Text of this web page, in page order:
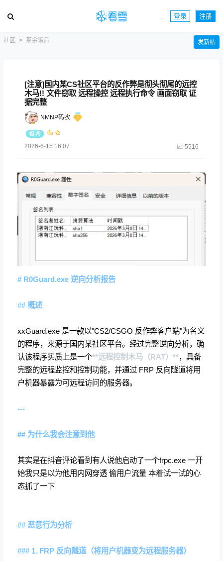
登录 注册
社区 茶余饭后 发新帖
[注意]国内某CS社区平台的反作弊是彻头彻尾的远控
木马!! 文件窃取 远程操控 远程执行命令 画面窃取 证
据完整
NMNP码农
2026-6-15 16:07 5516
# R0Guard.exe 逆向分析报告
## 概述
xxGuard.exe 是一款以"CS2/CSGO 反作弊客户端"为名义
的程序，来源于国内某社区平台。经过完整逆向分析，确
认该程序实质上是一个**远程控制木马（RAT）**，具备
完整的远程监控和控制功能，并通过 FRP 反向隧道将用
户机器暴露为可远程访问的服务器。
---
## 为什么我会注意到他
其实是在抖音评论看到有人说他启动了一个frpc.exe 一开
始我只是以为他用内网穿透 偷用户流量 本着试一试的心
态抓了一下
## 恶意行为分析
### 1. FRP 反向隧道（将用户机器变为远程服务器）